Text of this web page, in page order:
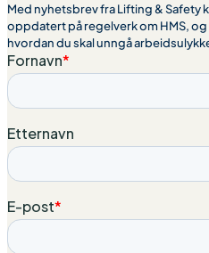
Med nyhetsbrev fra Lifting & Safety
oppdatert på regelverk om HMS,
hvordan du skal unngå